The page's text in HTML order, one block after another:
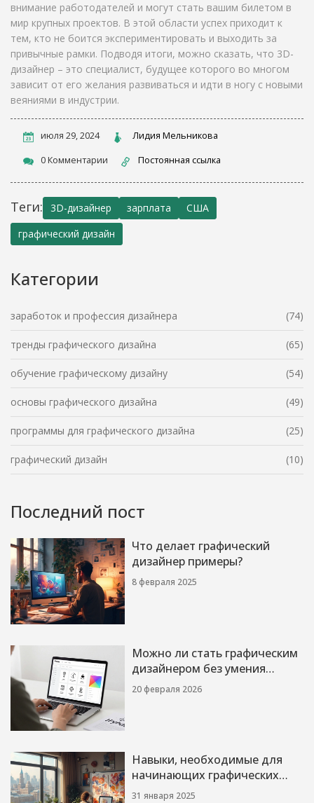
внимание работодателей и могут стать вашим билетом в
мир крупных проектов. В этой области успех приходит к
тем, кто не боится экспериментировать и выходить за
привычные рамки. Подводя итоги, можно сказать, что 3D-
дизайнер – это специалист, будущее которого во многом
зависит от его желания развиваться и идти в ногу с новыми
веяниями в индустрии.
июля 29, 2024 Лидия Мельникова
0 Комментарии Постоянная ссылка
Теги: 3D-дизайнер зарплата
США
графический дизайн
Категории
заработок и профессия дизайнера (74)
тренды графического дизайна (65)
обучение графическому дизайну (54)
основы графического дизайна (49)
программы для графического дизайна (25)
графический дизайн (10)
Последний пост
Что делает графический
дизайнер примеры?
8 февраля 2025
Можно ли стать графическим
дизайнером без умения
рисовать?
20 февраля 2026
Навыки, необходимые для
начинающих графических
дизайнеров
31 января 2025